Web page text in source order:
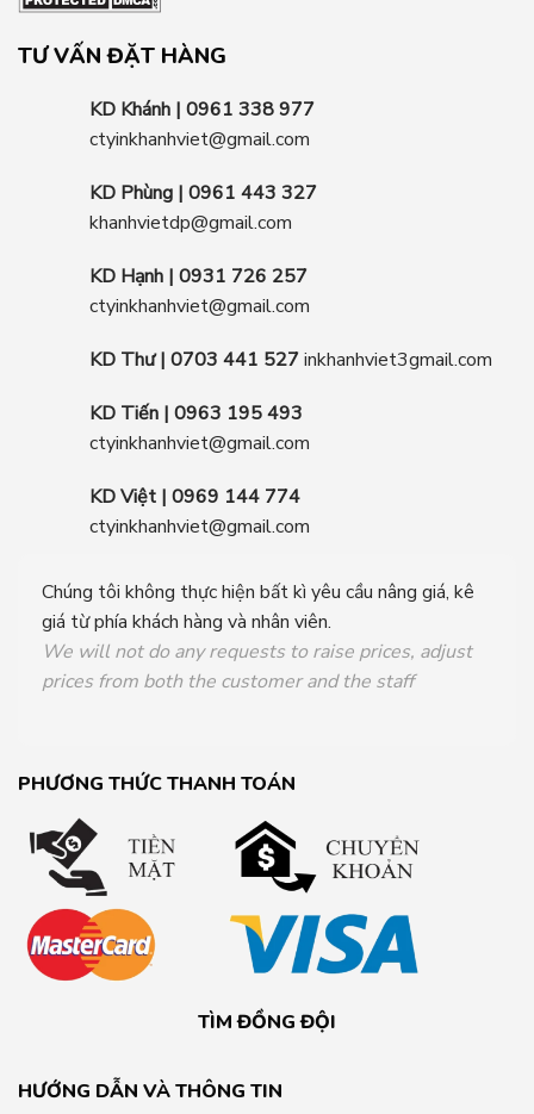
TƯ VẤN ĐẶT HÀNG
KD Khánh | 0961 338 977
ctyinkhanhviet@gmail.com
KD Phùng | 0961 443 327
khanhvietdp@gmail.com
KD Hạnh | 0931 726 257
ctyinkhanhviet@gmail.com
KD Thư | 0703 441 527inkhanhviet3gmail.com
KD Tiến | 0963 195 493
ctyinkhanhviet@gmail.com
KD Việt | 0969 144 774
ctyinkhanhviet@gmail.com
Chúng tôi không thực hiện bất kì yêu cầu nâng giá, kê
giá từ phía khách hàng và nhân viên.
We will not do any requests to raise prices, adjust
prices from both the customer and the staff
PHƯƠNG THỨC THANH TOÁN
TÌM ĐỒNG ĐỘI
HƯỚNG DẪN VÀ THÔNG TIN